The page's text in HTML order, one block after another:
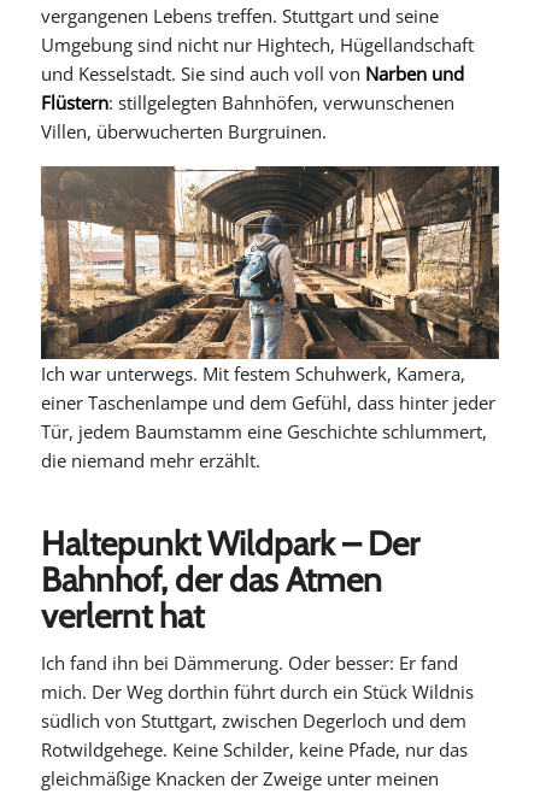
vergangenen Lebens treffen. Stuttgart und seine
Umgebung sind nicht nur Hightech, Hügellandschaft
und Kesselstadt. Sie sind auch voll von Narben und
Flüstern: stillgelegten Bahnhöfen, verwunschenen
Villen, überwucherten Burgruinen.
Ich war unterwegs. Mit festem Schuhwerk, Kamera,
einer Taschenlampe und dem Gefühl, dass hinter jeder
Tür, jedem Baumstamm eine Geschichte schlummert,
die niemand mehr erzählt.
Haltepunkt Wildpark – Der
Bahnhof, der das Atmen
verlernt hat
Ich fand ihn bei Dämmerung. Oder besser: Er fand
mich. Der Weg dorthin führt durch ein Stück Wildnis
südlich von Stuttgart, zwischen Degerloch und dem
Rotwildgehege. Keine Schilder, keine Pfade, nur das
gleichmäßige Knacken der Zweige unter meinen